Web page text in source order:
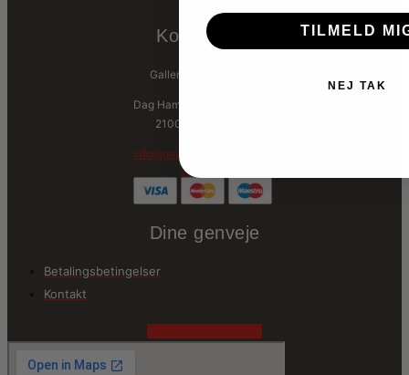
Kontaktinfo
Galleri Nina Sampson
Dag Hammarkjölds Allé 42B
2100 København Ø
info@gallerininasampson.dk
28122859
Dine genveje
Betalingsbetingelser
Kontakt
TILMELD
NEJ TAK